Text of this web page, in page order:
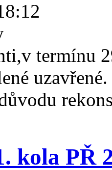
termínu
kola PŘ